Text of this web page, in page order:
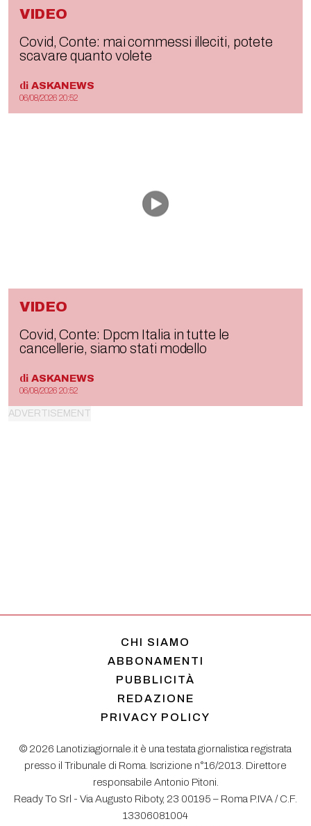
VIDEO
Covid, Conte: mai commessi illeciti, potete
scavare quanto volete
di ASKANEWS
06/08/2026 20:52
VIDEO
Covid, Conte: Dpcm Italia in tutte le
cancellerie, siamo stati modello
di ASKANEWS
06/08/2026 20:52
CHI SIAMO
ABBONAMENTI
PUBBLICITÀ
REDAZIONE
PRIVACY POLICY
© 2026 Lanotiziagiornale.it è una testata giornalistica registrata
presso il Tribunale di Roma. Iscrizione n°16/2013. Direttore
responsabile Antonio Pitoni.
Ready To Srl - Via Augusto Riboty, 23 00195 – Roma P.IVA / C.F.
13306081004